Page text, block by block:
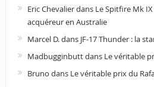
Eric Chevalierdans Le Spitfire Mk
acquéreur en Australie
Marcel D.dans JF-17 Thunder : la
Madbugginbuttdans Le véritable
Bruno dans Le véritable prix du